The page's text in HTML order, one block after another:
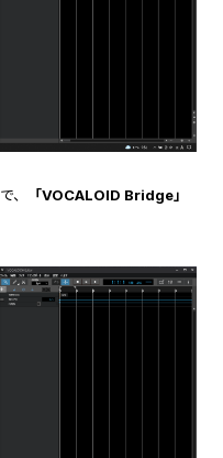
で、
「VOCALOID Bridge」